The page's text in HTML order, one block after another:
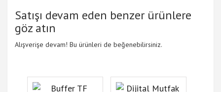
Satışı devam eden benzer ürünlere
göz atın
Alışverişe devam! Bu ürünleri de beğenebilirsiniz.